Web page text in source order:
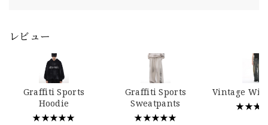
レビュー
Graffiti Sports
Hoodie
★★★★★
Graffiti Sports
Sweatpants
★★★★★
Vintage